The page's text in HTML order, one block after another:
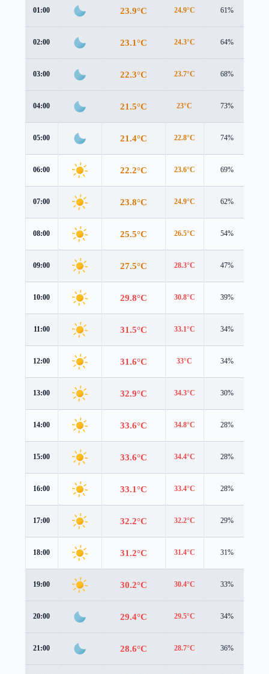
01:00 23.9°C 24.9°C 61%
02:00 23.1°C 24.3°C 64%
03:00 22.3°C 23.7°C 68%
04:00 21.5°C 23°C 73%
05:00 21.4°C 22.8°C 74%
06:00 22.2°C 23.6°C 69%
07:00 23.8°C 24.9°C 62%
08:00 25.5°C 26.5°C 54%
09:00 27.5°C 28.3°C 47%
10:00 29.8°C 30.8°C 39%
11:00 31.5°C 33.1°C 34%
12:00 31.6°C 33°C 34%
13:00 32.9°C 34.3°C 30%
14:00 33.6°C 34.8°C 28%
15:00 33.6°C 34.4°C 28%
16:00 33.1°C 33.4°C 28%
17:00 32.2°C 32.2°C 29%
18:00 31.2°C 31.4°C 31%
19:00 30.2°C 30.4°C 33%
20:00 29.4°C 29.5°C 34%
21:00 28.6°C 28.7°C 36%